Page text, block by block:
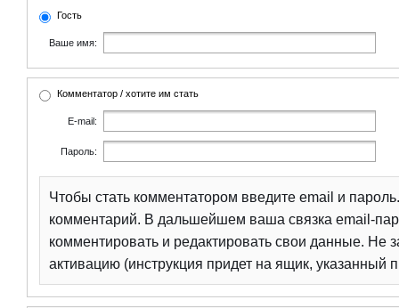
Гость
Ваше имя:
Комментатор / хотите им стать
E-mail:
Пароль:
Чтобы стать комментатором введите email и
комментарий. В дальшейшем ваша связка email-
комментировать и редактировать свои данные. Не
активацию (инструкция придет на ящик, указанный